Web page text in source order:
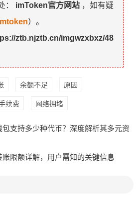
： imToken官方网站 ，如有疑
）。
ztb.njztb.cn/imgwzxbxz/48
余额不足 原因
续费 网络拥堵
包支持多少种代币？深度解析其多元资
账限额详解，用户需知的关键信息